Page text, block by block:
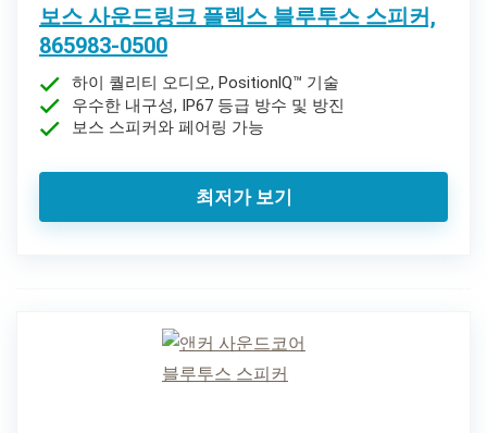
보스 사운드링크 플렉스 블루투스 스피커,
865983-0500
하이 퀄리티 오디오, PositionlQ™ 기술
우수한 내구성, IP67 등급 방수 및 방진
보스 스피커와 페어링 가능
최저가 보기